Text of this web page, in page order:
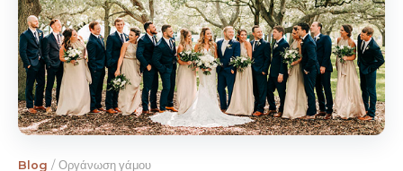
Blog / Οργάνωση γάμου